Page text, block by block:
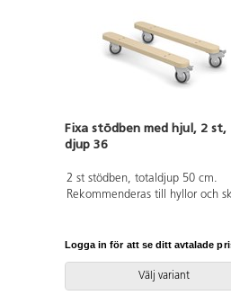
vitpigmenterad
är helt i 18 mm
plywood. Mått:
Fixa stödben med hjul, 2
djup 36
2 st stödben, totaldjup 50 cm.
Rekommenderas till hyllor och
varje stödben. Svanenmärkt,
licensnummer 5031 0099.
Logga in för att se ditt avtalade
Välj variant